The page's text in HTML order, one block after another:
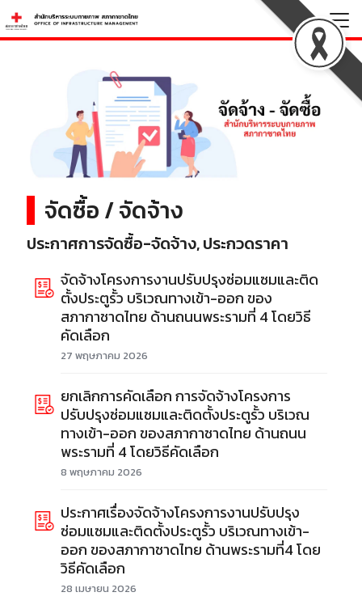
Skip
to
จัดซื้อ / จัดจ้าง
ประกาศการจัดซื้อ-จัดจ้าง, ประกวดราคา
จัดจ้างโครงการงานปรับปรุงซ่อมแซมและติด
ตั้งประตูรั้ว บริเวณทางเข้า-ออก ของ
สภากาชาดไทย ด้านถนนพระรามที่ 4 โดยวิธี
คัดเลือก
27 พฤษภาคม 2026
ยกเลิกการคัดเลือก การจัดจ้างโครงการ
ปรับปรุงซ่อมแซมและติดตั้งประตูรั้ว บริเวณ
ทางเข้า-ออก ของสภากาชาดไทย ด้านถนน
พระรามที่ 4 โดยวิธีคัดเลือก
8 พฤษภาคม 2026
ประกาศเรื่องจัดจ้างโครงการงานปรับปรุง
ซ่อมแซมและติดตั้งประตูรั้ว บริเวณทางเข้า-
ออก ของสภากาชาดไทย ด้านพระรามที่4 โดย
วิธีคัดเลือก
28 เมษายน 2026